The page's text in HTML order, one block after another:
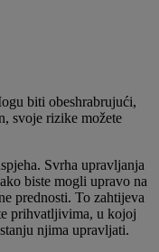
biti obeshrabrujući,
svoje rizike možete
Svrha upravljanja
biste mogli upravo na
prednosti. To zahtijeva
prihvatljivima, u kojoj
njima upravljati.